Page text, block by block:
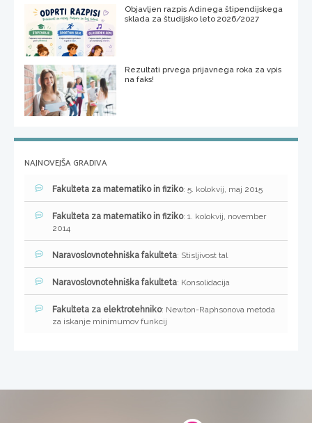
Objavljen razpis Adinega štipendijskega
sklada za študijsko leto 2026/2027
Rezultati prvega prijavnega roka za vpis
na faks!
NAJNOVEJŠA GRADIVA
Fakulteta za matematiko in fiziko: 5. kolokvij, maj 2015
Fakulteta za matematiko in fiziko: 1. kolokvij, november
2014
Naravoslovnotehniška fakulteta: Stisljivost tal
Naravoslovnotehniška fakulteta: Konsolidacija
Fakulteta za elektrotehniko: Newton-Raphsonova metoda
za iskanje minimumov funkcij